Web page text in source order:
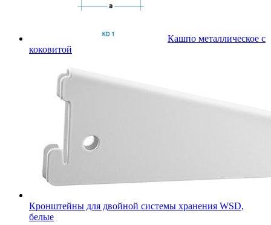
Кашпо металлическое с
коковитой
Кронштейны для двойной системы хранения WSD,
белые